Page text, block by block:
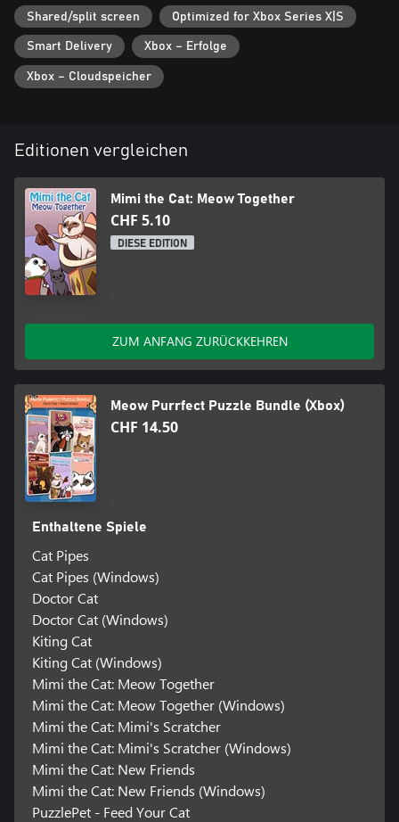
Shared/split screen Optimized for Xbox Series X|S
Smart Delivery Xbox – Erfolge
Xbox – Cloudspeicher
Editionen vergleichen
Mimi the Cat: Meow Together
CHF 5.10
DIESE EDITION
ZUM ANFANG ZURÜCKKEHREN
Meow Purrfect Puzzle Bundle (Xbox)
CHF 14.50
Enthaltene Spiele
Cat Pipes
Cat Pipes (Windows)
Doctor Cat
Doctor Cat (Windows)
Kiting Cat
Kiting Cat (Windows)
Mimi the Cat: Meow Together
Mimi the Cat: Meow Together (Windows)
Mimi the Cat: Mimi's Scratcher
Mimi the Cat: Mimi's Scratcher (Windows)
Mimi the Cat: New Friends
Mimi the Cat: New Friends (Windows)
PuzzlePet - Feed Your Cat